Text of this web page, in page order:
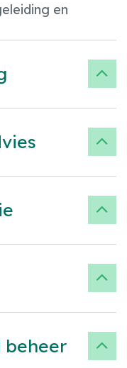
en
beheer